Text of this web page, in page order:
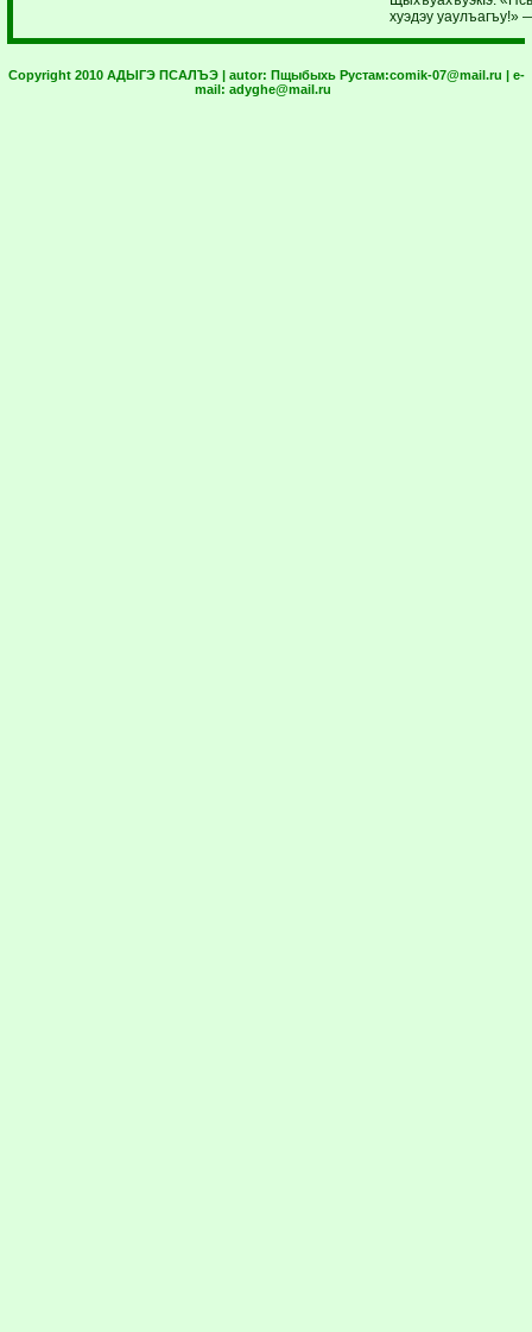
хуэдэу уаулъагъу!»
Copyright 2010 АДЫГЭ ПСАЛЪЭ | autor: Пщыбыхь Рустам:comik-07@mail.ru | e-
mail: adyghe@mail.ru